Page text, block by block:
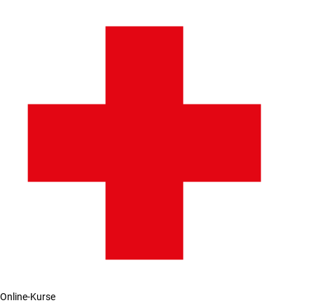
Online-Kurse